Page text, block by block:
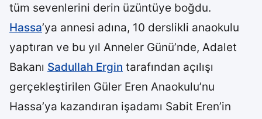
tüm sevenlerini derin üzüntüye boğdu.
Hassa’ya annesi adına, 10 derslikli anaokulu
yaptıran ve bu yıl Anneler Günü’nde, Adalet
Bakanı Sadullah Ergin tarafından açılışı
gerçekleştirilen Güler Eren Anaokulu’nu
Hassa’ya kazandıran işadamı Sabit Eren’in